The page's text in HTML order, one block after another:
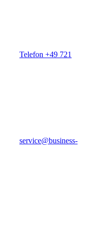
Telefon +49 721
service@business-